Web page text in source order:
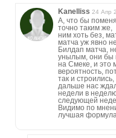
Kanelliss 24 Апр
А, что бы
точно таким
ним хоть без,
матча уж явно
Билдап матча,
унылым, они бы
на Смеке, и это
вероятность,
так и
дальше нас
недели в
следующей
Видимо по
лучшая